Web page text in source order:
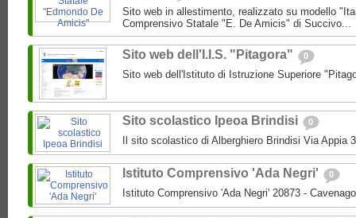
Sito web in allestimento, realizzato su modello
Comprensivo Statale "E. De Amicis" di Succivo...
Sito web dell'I.I.S. "Pitagora" 0
Sito web dell'Istituto di Istruzione Superiore
Sito scolastico Ipeoa Brindisi 0
Il sito scolastico di Alberghiero Brindisi Via Appia
Istituto Comprensivo 'Ada Negri' 0
Istituto Comprensivo 'Ada Negri' 20873 -